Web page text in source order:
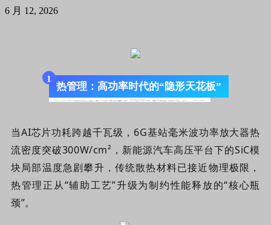
6 月 12, 2026
1
热管理：高功率时代的“隐形天花板”
当AI芯片功耗跨越千瓦级，6G基站毫米波功率放大器热
流密度突破300W/cm²，新能源汽车高压平台下的SiC模
块局部温度急剧攀升，传统散热材料已接近物理极限，
热管理正从“辅助工艺”升级为制约性能释放的“核心瓶
颈”。